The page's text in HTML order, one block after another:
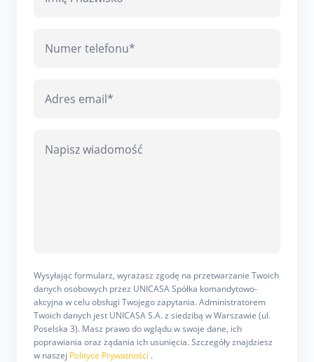
Wysyłając formularz, wyrażasz zgodę na przetwarzanie Twoich
danych osobowych przez UNICASA Spółka komandytowo-
akcyjna w celu obsługi Twojego zapytania. Administratorem
Twoich danych jest UNICASA S.A. z siedzibą w Warszawie (ul.
Poselska 3). Masz prawo do wglądu w swoje dane, ich
poprawiania oraz żądania ich usunięcia. Szczegóły znajdziesz
w naszej Polityce Prywatności .